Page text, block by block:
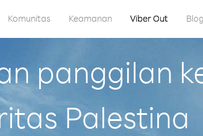
Komunitas Keamanan Viber Out Blog
panggilan
Palestina